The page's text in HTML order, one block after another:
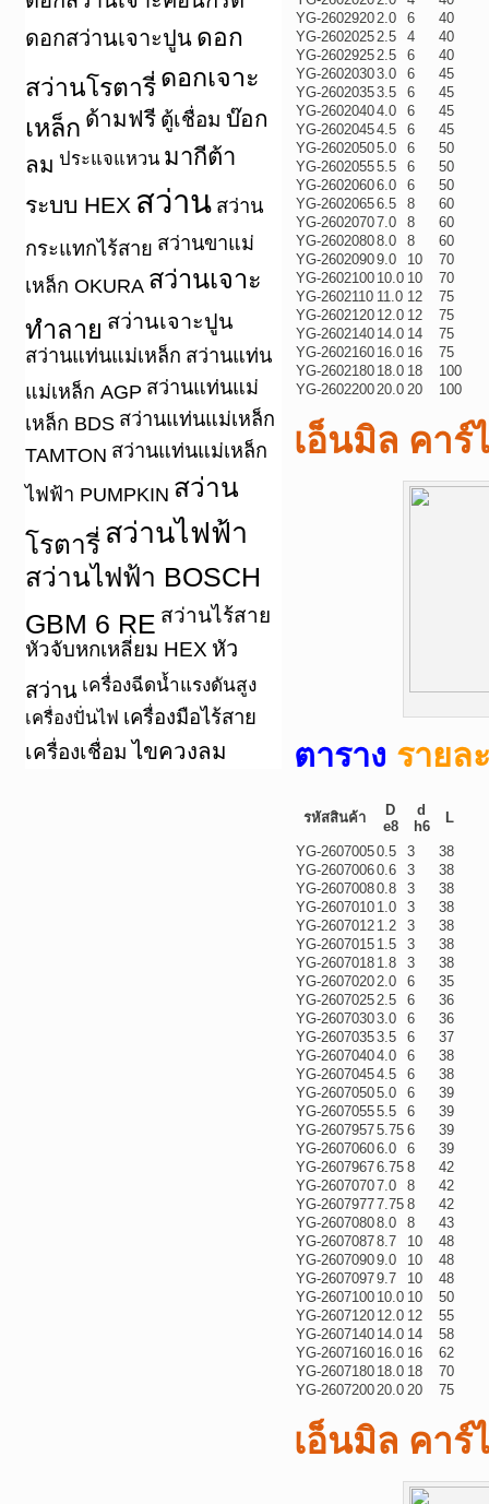
ดอกสว่านเจาะปูน ดอก
สว่านโรตารี่ ดอกเจาะ
เหล็ก ด้ามฟรี ตู้เชื่อม บ๊อก
ลม ประแจแหวน มากีต้า
ระบบ HEX สว่าน สว่าน
กระแทกไร้สาย สว่านขาแม่
เหล็ก OKURA สว่านเจาะ
ทำลาย สว่านเจาะปูน
สว่านแท่นแม่เหล็ก สว่านแท่น
แม่เหล็ก AGP สว่านแท่นแม่
เหล็ก BDS สว่านแท่นแม่เหล็ก
TAMTON สว่านแท่นแม่เหล็ก
ไฟฟ้า PUMPKIN สว่าน
โรตารี่ สว่านไฟฟ้า
สว่านไฟฟ้า BOSCH
GBM 6 RE สว่านไร้สาย
หัวจับหกเหลี่ยม HEX หัว
สว่าน เครื่องฉีดน้ำแรงดันสูง
เครื่องปั่นไฟ เครื่องมือไร้สาย
เครื่องเชื่อม ไขควงลม
YG-26029202.0 6
40
YG-26020252.5 4
40
YG-26029252.5 6
40
YG-26020303.0 6
45
YG-26020353.5 6
45
YG-26020404.0 6
45
YG-26020454.5 6
45
YG-26020505.0 6
50
YG-26020555.5 6
50
YG-26020606.0 6
50
YG-26020656.5 8
60
YG-26020707.0 8
60
YG-26020808.0 8
60
YG-26020909.0 10
70
YG-2602100 10.0 10
70
YG-2602110 11.0 12
75
YG-2602120 12.0 12
75
YG-2602140 14.0 14
75
YG-2602160 16.0 16
75
YG-2602180 18.0 18
100
YG-260220020.0 20 100
เอ็นมิล คา
ตาราง รายล
รหัสสินค้า
D
e8
d
h6
L
YG-26070050.5 3
38
YG-26070060.6 3
38
YG-26070080.8 3
38
YG-2607010 1.0 3
38
YG-2607012 1.2 3
38
YG-2607015 1.5 3
38
YG-2607018 1.8 3
38
YG-26070202.0 6
35
YG-26070252.5 6
36
YG-26070303.0 6
36
YG-26070353.5 6
37
YG-26070404.0 6
38
YG-26070454.5 6
38
YG-26070505.0 6
39
YG-26070555.5 6
39
YG-26079575.75 6
39
YG-26070606.0 6
39
YG-26079676.75 8
42
YG-26070707.0 8
42
YG-26079777.75 8
42
YG-26070808.0 8
43
YG-26070878.7 10
48
YG-26070909.0 10
48
YG-26070979.7 10
48
YG-2607100 10.0 10
50
YG-2607120 12.0 12
55
YG-2607140 14.0 14
58
YG-2607160 16.0 16
62
YG-2607180 18.0 18
70
YG-260720020.0 20 75
เอ็นมิล คา